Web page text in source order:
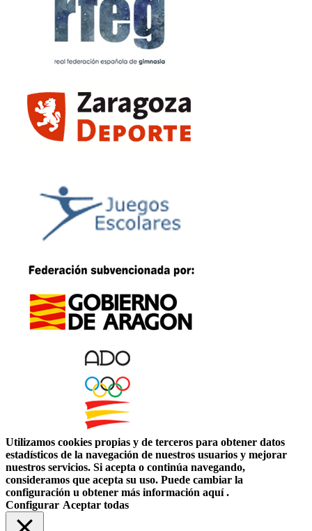
Utilizamos cookies propias y de terceros para obtener datos
estadísticos de la navegación de nuestros usuarios y mejorar
nuestros servicios. Si acepta o continúa navegando,
consideramos que acepta su uso. Puede cambiar la
configuración u obtener más información aquí .
Configurar Aceptar todas